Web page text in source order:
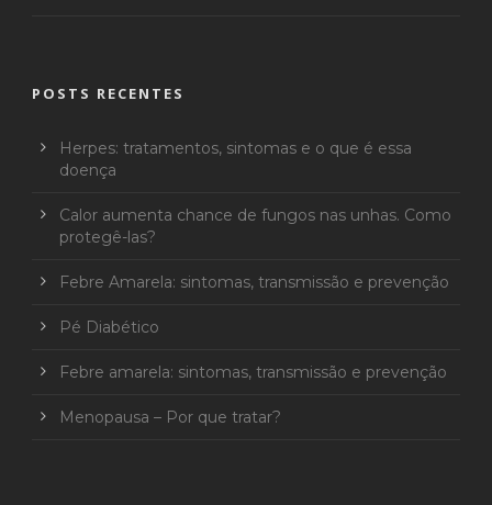
POSTS RECENTES
Herpes: tratamentos, sintomas e o que é essa
doença
Calor aumenta chance de fungos nas unhas. Como
protegê-las?
Febre Amarela: sintomas, transmissão e prevenção
Pé Diabético
Febre amarela: sintomas, transmissão e prevenção
Menopausa – Por que tratar?